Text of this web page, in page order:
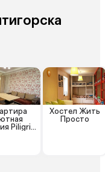
Piligrim
Хостел Жить
Просто